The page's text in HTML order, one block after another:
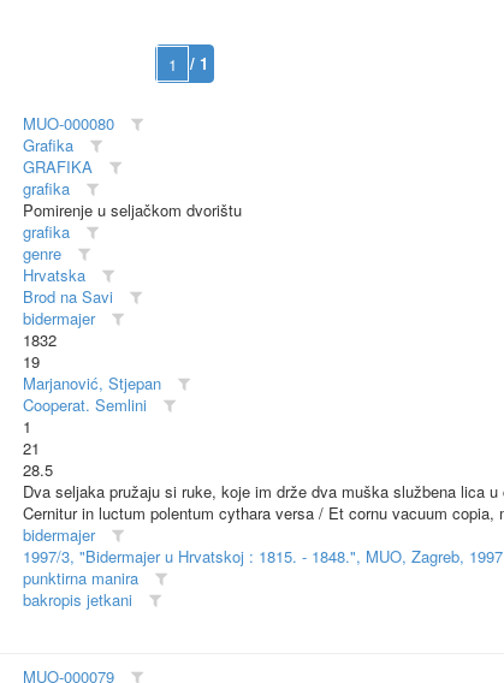
/ 1
MUO-000080
Grafika
GRAFIKA
grafika
Pomirenje u seljačkom dvorištu
grafika
genre
Hrvatska
Brod na Savi
bidermajer
1832
19
Marjanović, Stjepan
Cooperat. Semlini
1
21
28.5
Dva seljaka pružaju si ruke, koje im drže dva muška službena lica
Cernitur in luctum polentum cythara versa / Et cornu vacuum copia,
bidermajer
1997/3, "Bidermajer u Hrvatskoj : 1815. - 1848.", MUO, Zagreb,
punktirna manira
bakropis jetkani
MUO-000079